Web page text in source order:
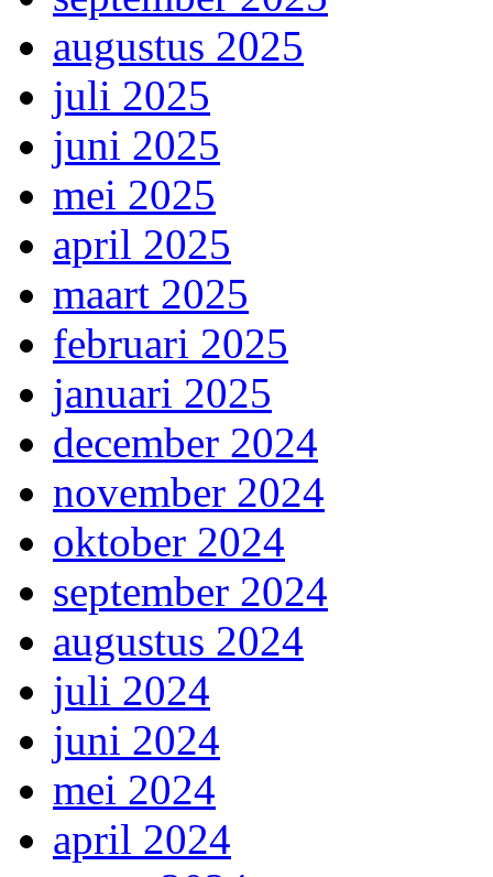
augustus 2025
juli 2025
juni 2025
mei 2025
april 2025
maart 2025
februari 2025
januari 2025
december 2024
november 2024
oktober 2024
september 2024
augustus 2024
juli 2024
juni 2024
mei 2024
april 2024